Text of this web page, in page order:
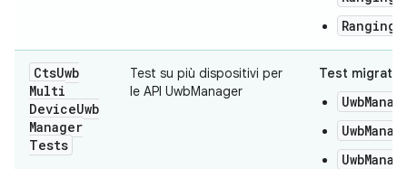
CtsUwb
Multi
DeviceUwb
Manager
Tests
Test su più dispositivi per
le API UwbManager
Test migrati: